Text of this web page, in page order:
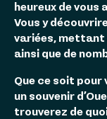
heureux de
Vous y
variées, mettant
ainsi que de
Que ce soit
un souvenir
trouverez de